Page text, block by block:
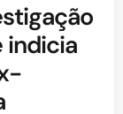
indicia